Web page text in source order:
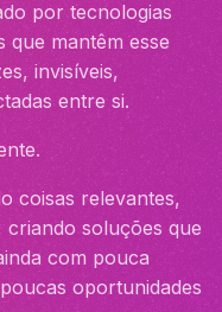
por tecnologias
que mantêm esse
invisíveis,
entre si.
coisas relevantes,
criando soluções que
com pouca
oportunidades